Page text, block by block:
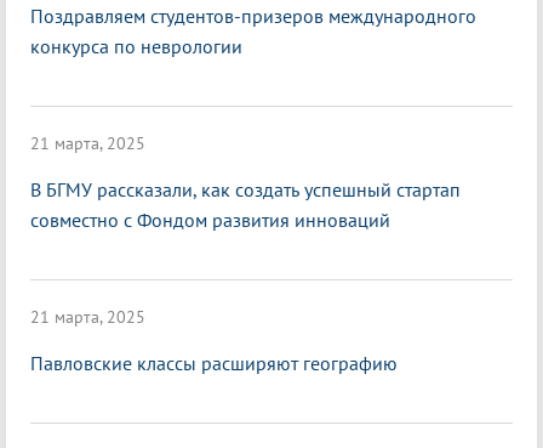
Поздравляем студентов-призеров международного
конкурса по неврологии
21 марта, 2025
В БГМУ рассказали, как создать успешный стартап
совместно с Фондом развития инноваций
21 марта, 2025
Павловские классы расширяют географию